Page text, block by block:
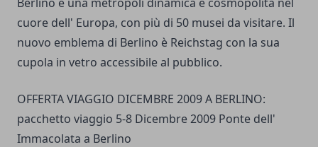
cuore dell' Europa, con più di 50 musei da visitare. Il
nuovo emblema di Berlino è Reichstag con la sua
cupola in vetro accessibile al pubblico.
OFFERTA VIAGGIO DICEMBRE 2009 A BERLINO:
pacchetto viaggio 5-8 Dicembre 2009 Ponte dell'
Immacolata a Berlino